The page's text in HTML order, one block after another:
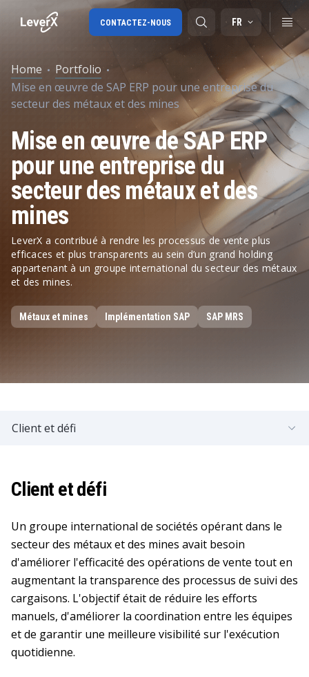
SAP S/4HANA migration
Digital Supply Chain
FR
CONTACTEZ-NOUS
Home
Portfolio
Mise en œuvre de SAP ERP pour une entreprise du
secteur des métaux et des mines
Mise en œuvre de SAP ERP
pour une entreprise du
secteur des métaux et des
mines
LeverX a contribué à rendre les processus de vente plus
efficaces et plus transparents au sein d’un grand holding
appartenant à un groupe international du secteur des métaux
et des mines.
Métaux et mines Implémentation SAP SAP MRS
Client et défi
Client et défi
Un groupe international de sociétés opérant dans le
secteur des métaux et des mines avait besoin
d'améliorer l'efficacité des opérations de vente tout en
augmentant la transparence des processus de suivi des
cargaisons. L'objectif était de réduire les efforts
manuels, d'améliorer la coordination entre les équipes
et de garantir une meilleure visibilité sur l'exécution
quotidienne.